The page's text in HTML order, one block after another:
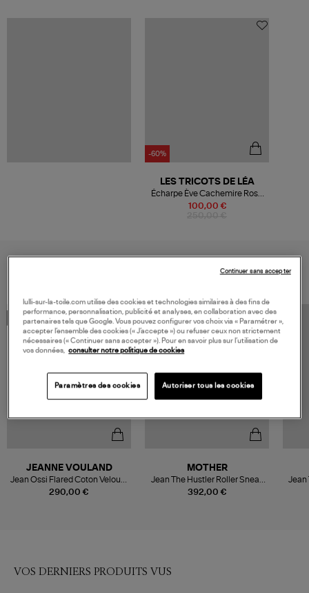
-60%
100,00 €
LES TRICOTS DE LÉA
Écharpe Ève Cachemire Rose
Lipstick
MADE IN EUROPE
290,00 €
JEANNE VOULAND
Jean Ossi Flared Coton Velours
Bleu
392,00 €
MOTHER
Jean The Hustler Roller Sneak
Outta Sight
Jean
VOS DERNIERS PRODUITS VUS
lulli-sur-la-toile.com utilise des cookies et technologies similaires à des fins de
performance, personnalisation, publicité et analyses, en collaboration avec des
partenaires tels que Google. Vous pouvez configurer vos choix via « Paramétrer »,
accepter l’ensemble des cookies (« J’accepte ») ou refuser ceux non strictement
nécessaires (« Continuer sans accepter »). Pour en savoir plus sur l’utilisation de
vos données,
consulter notre politique de cookies
Paramètres des cookies Autoriser tous les cookies
Continuer sans accepter